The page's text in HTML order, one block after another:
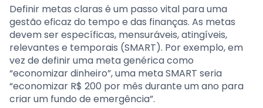
Definir metas claras é um passo vital para uma
gestão eficaz do tempo e das finanças. As metas
devem ser específicas, mensuráveis, atingíveis,
relevantes e temporais (SMART). Por exemplo, em
vez de definir uma meta genérica como
“economizar dinheiro”, uma meta SMART seria
“economizar R$ 200 por mês durante um ano para
criar um fundo de emergência”.